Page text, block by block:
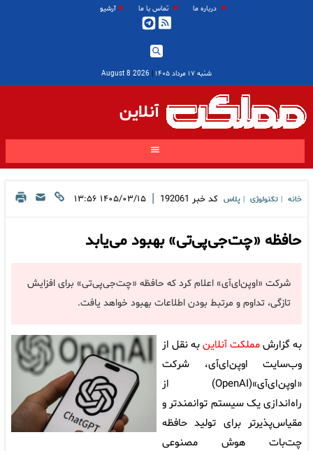
درباره ما تماس با ما آرشیو
شنبه ۱۷ مرداد ۱۴۰۵ |
2026 August 8
آنلاین
خانه تکنولوژی پلاس کد خبر 192061
| ۱۴۰۵/۰۳/۱۵ ۱۳:۵۶
حافظه «چت‌جی‌پی‌تی» بهبود می‌یابد
شرکت «اوپن‌ای‌آی» اعلام کرد که حافظه «چت‌جی‌پی‌تی» برای افزایش
تازگی، تداوم و مرتبط بودن اطلاعات بهبود خواهد یافت.
به گزارشمملکت آنلاینبه نقل از
وب‌سایت اوپن‌ای‌آی، شرکت
«اوپن‌ای‌آی»(OpenAI) از
راه‌اندازی یک سیستم توانمندتر و
مقیاس‌پذیرتر برای تولید حافظه
چت‌بات هوش مصنوعی